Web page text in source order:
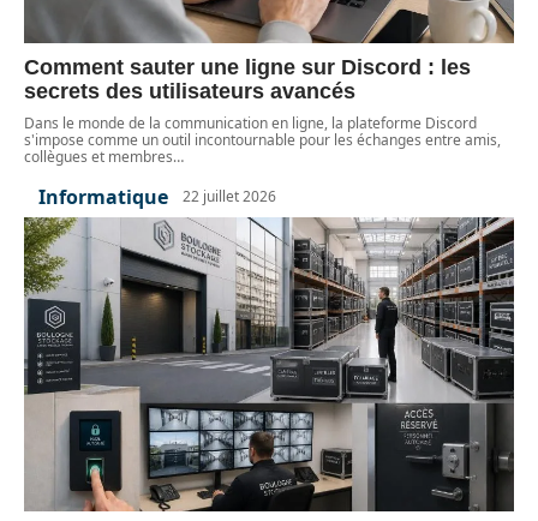
Comment sauter une ligne sur Discord : les
secrets des utilisateurs avancés
Dans le monde de la communication en ligne, la plateforme Discord
s'impose comme un outil incontournable pour les échanges entre amis,
collègues et membres…
Informatique 22 juillet 2026